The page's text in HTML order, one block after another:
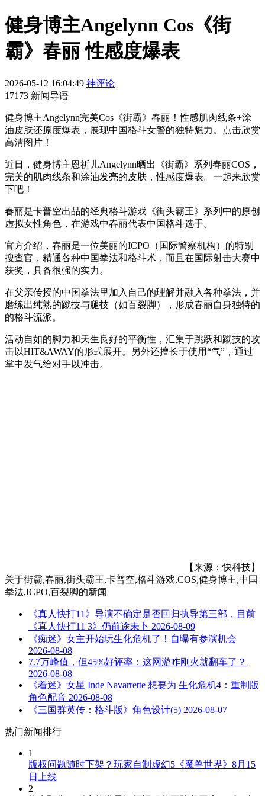
健身博主Angelynn Cos《街
霸》春丽 性感度爆表
2026-05-12 16:04:49 神评论
17173 新闻导语
健身博主Angelynn完美Cos《街霸》春丽！性感肌肉线条+涂
油皮肤还原度爆表，展现中国格斗女警的独特魅力。点击欣赏
高清图片！
近日，健身博主恩祈儿Angelynn晒出《街霸》系列春丽COS，
完美的肌肉线条和涂油发亮的皮肤，性感度爆表。一起来欣赏
下吧！
春丽是卡普空出品的经典格斗游戏《街头霸王》系列中的原创
虚拟女性角色，在游戏中春丽代表中国格斗选手。
官方介绍，春丽是一位美丽的ICPO（国际警察机构）的特别
搜查官，精通各种中国拳法和格斗术，而且在国际射击大赛中
获奖，具备很强的实力。
在父亲传授的中国拳法里加入自己的理解并融入各种拳法，并
磨练出纯熟的蹴技与腿技（如百裂脚），形成春丽自身独特的
的格斗流派。
活动自如的脚力和天生良好的平衡性，汇集于跳跃和蹴技的攻
击以HIT&AWAY的形式展开。另外还擅长于使用“气”，通过
掌中发气给对手以冲击。
【来源：快科技】
关于街霸,春丽,街头霸王,卡普空,格斗游戏,COS,健身博主,中国
拳法,ICPO,百裂脚的新闻
《真人快打11》导演不确定是否回归执导第三部，目前
《真人快打11 3》仍前途未卜 2026-08-09
《痴迷》女主开始玩生化危机了！自曝有参演机会
2026-08-08
7.7万峰值，但45%好评率：这网游咋刚火就翻车了？
2026-08-08
《着迷》女星 Inde Navarrette 想要为 生化危机4：重制版
角色配音 2026-08-08
《三国群英传：格斗版》角色设计(5) 2026-08-07
热门新闻排行
1
版权问题随时下架？玩家自制虚幻5《魔兽世界》8月15
日上线
2